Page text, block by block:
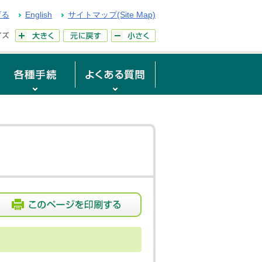
English サイトマップ(Site Map)